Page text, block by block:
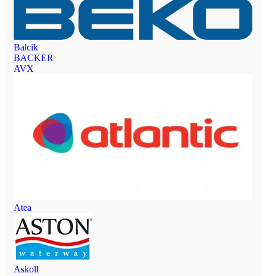
Balcik
BACKER
AVX
Atea
Askoll